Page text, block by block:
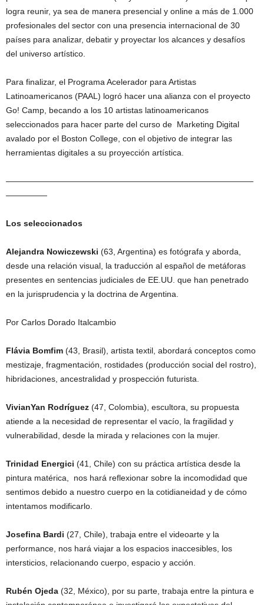
logra reunir, ya sea de manera presencial y online a más de 1.000
profesionales del sector con una presencia internacional de 30
países para analizar, debatir y proyectar los alcances y desafíos
del universo artístico.
Para finalizar, el Programa Acelerador para Artistas
Latinoamericanos (PAAL) logró hacer una alianza con el proyecto
Go! Camp, becando a los 10 artistas latinoamericanos
seleccionados para hacer parte del curso de Marketing Digital
avalado por el Boston College, con el objetivo de integrar las
herramientas digitales a su proyección artística.
——————————————————————————————
—————
Los seleccionados
Alejandra Nowiczewski (63, Argentina) es fotógrafa y aborda,
desde una relación visual, la traducción al español de metáforas
presentes en sentencias judiciales de EE.UU. que han penetrado
en la jurisprudencia y la doctrina de Argentina.
Por Carlos Dorado Italcambio
Flávia Bomfim (43, Brasil), artista textil, abordará conceptos como
mestizaje, fragmentación, rostidades (producción social del rostro),
hibridaciones, ancestralidad y prospección futurista.
VivianYan Rodríguez (47, Colombia), escultora, su propuesta
atiende a la necesidad de representar el vacío, la fragilidad y
vulnerabilidad, desde la mirada y relaciones con la mujer.
Trinidad Energici (41, Chile) con su práctica artística desde la
pintura matérica, nos hará reflexionar sobre la incomodidad que
sentimos debido a nuestro cuerpo en la cotidianeidad y de cómo
intentamos modificarlo.
Josefina Bardi (27, Chile), trabaja entre el videoarte y la
performance, nos hará viajar a los espacios inaccesibles, los
intersticios, relacionando cuerpo, espacio y acción.
Rubén Ojeda (32, México), por su parte, trabaja entre la pintura e